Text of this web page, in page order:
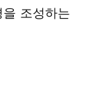
조성하는